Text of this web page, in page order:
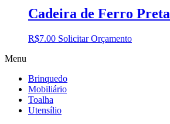
Cadeira de Ferro Preta
R$7.00 Solicitar Orçamento
Menu
Brinquedo
Mobiliário
Toalha
Utensílio